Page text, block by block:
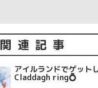
関連記事
アイルランドでゲット
Claddagh ring💍